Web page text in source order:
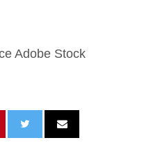
Adobe Stock